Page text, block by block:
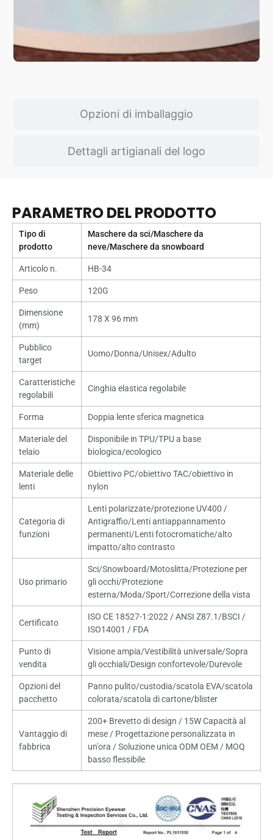
Opzioni di imballaggio
Dettagli artigianali del logo
PARAMETRO DEL PRODOTTO
Tipo di
prodotto
Maschere da sci/Maschere da
neve/Maschere da snowboard
Articolo n. HB-34
Peso 120G
Dimensione
(mm)
178 X 96 mm
Pubblico
target
Uomo/Donna/Unisex/Adulto
Caratteristiche
regolabili
Cinghia elastica regolabile
Forma Doppia lente sferica magnetica
Materiale del
telaio
Disponibile in TPU/TPU a base
biologica/ecologico
Materiale delle
lenti
Obiettivo PC/obiettivo TAC/obiettivo in
nylon
Categoria di
funzioni
Lenti polarizzate/protezione UV400 /
Antigraffio/Lenti antiappannamento
permanenti/Lenti fotocromatiche/alto
impatto/alto contrasto
Uso primario
Sci/Snowboard/Motoslitta/Protezione per
gli occhi/Protezione
esterna/Moda/Sport/Correzione della vista
Certificato
ISO CE 18527-1:2022 / ANSI Z87.1/BSCI /
ISO14001 / FDA
Punto di
vendita
Visione ampia/Vestibilità universale/Sopra
gli occhiali/Design confortevole/Durevole
Opzioni del
pacchetto
Panno pulito/custodia/scatola EVA/scatola
colorata/scatola di cartone/blister
Vantaggio di
fabbrica
200+ Brevetto di design / 15W Capacità al
mese / Progettazione personalizzata in
un'ora / Soluzione unica ODM OEM / MOQ
basso flessibile